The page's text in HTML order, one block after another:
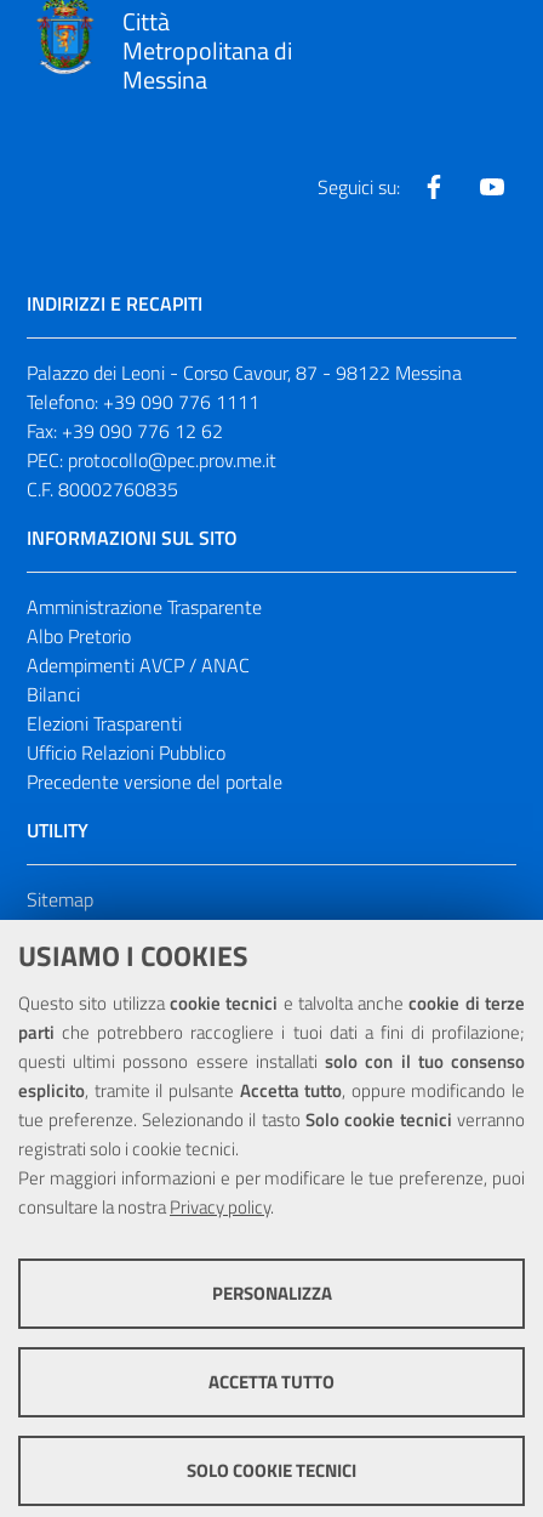
USIAMO I COOKIES
Questo sito utilizzacookie tecnici e talvolta anchecookie di terze
parti che potrebbero raccogliere i tuoi dati a fini di profilazione;
questi ultimi possono essere installatisolo con il tuo consenso
esplicito, tramite il pulsante Accetta tutto, oppure modificando le
tue preferenze. Selezionando il tasto Solo cookie tecnici verranno
registrati solo i cookie tecnici.
Per maggiori informazioni e per modificare le tue preferenze, puoi
consultare la nostraPrivacy policy.
ottimale per ogni utente. Essi non raccolgono i tuoi dati e le tue
informazioni di navigazione per scopi di marketing e profilazione, e
pertanto possono essere utilizzati senza bisogno di acquisire il tuo
PERSONALIZZA
ACCETTA TUTTO
SOLO COOKIE TECNICI
Città
Metropolitana di
Messina
Seguici su: Facebook
INDIRIZZI E RECAPITI
Palazzo dei Leoni - Corso Cavour, 87 - 98122 Messina
Telefono: +39 090 776 1111
Fax: +39 090 776 12 62
PEC: protocollo@pec.prov.me.it
C.F. 80002760835
INFORMAZIONI SUL SITO
Amministrazione Trasparente
Albo Pretorio
Adempimenti AVCP / ANAC
Bilanci
Elezioni Trasparenti
Ufficio Relazioni Pubblico
Precedente versione del portale
UTILITY
Sitemap
Dichiarazione di accessibilità
NOTE LEGALI
Privacy
Portale realizzato con la partecipazione finanziaria dell'Unione
Europea tramite i fondi del POR Sicilia 2000/2006 Misura 6.05 -
Impostazioni Cookie